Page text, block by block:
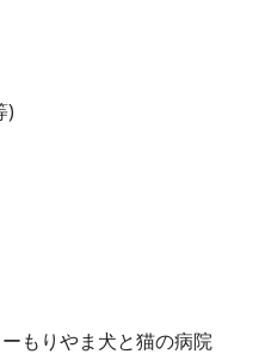
)
もりやま犬と猫の病院